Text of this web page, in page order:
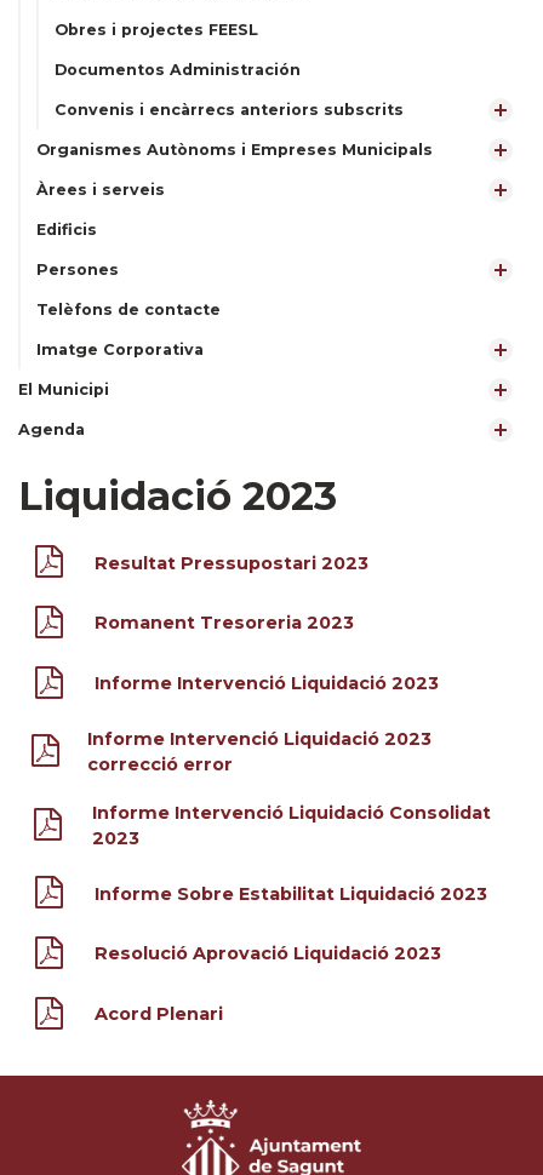
Obres i projectes FEESL
Documentos Administración
Convenis i encàrrecs anteriors subscrits
Organismes Autònoms i Empreses Municipals
Àrees i serveis
Edificis
Persones
Telèfons de contacte
Imatge Corporativa
El Municipi
Agenda
Liquidació 2023
Resultat Pressupostari 2023
Romanent Tresoreria 2023
Informe Intervenció Liquidació 2023
Informe Intervenció Liquidació 2023
correcció error
Informe Intervenció Liquidació Consolidat
2023
Informe Sobre Estabilitat Liquidació 2023
Resolució Aprovació Liquidació 2023
Acord Plenari